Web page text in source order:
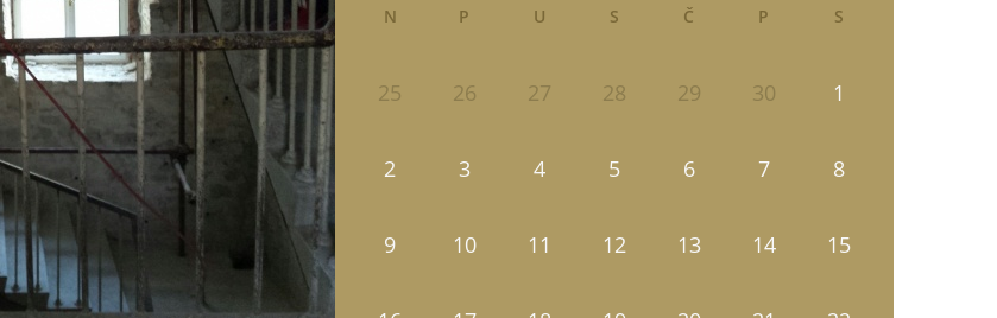
N P U S Č P S
25 26 27 28 29 30 1
2 3 4 5 6 7 8
9 10 11 12 13 14 15